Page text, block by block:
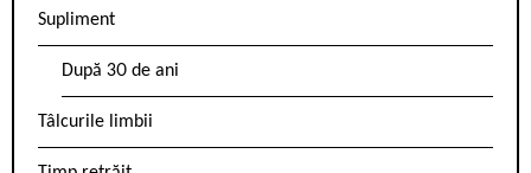
Supliment
După 30 de ani
Tâlcurile limbii